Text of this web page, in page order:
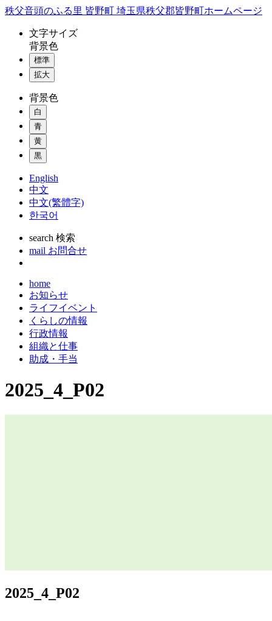
コ
秩父音頭のふる里 皆野町 埼玉県秩父郡皆野町ホームページ
文字サイズ
背景色
標準
拡大
背景色
白
青
黄
黒
English
中文
中文(繁體字)
한국어
search 検索
mail お問合せ
home
お知らせ
ライフイベント
くらしの情報
行政情報
組織と仕事
助成・手当
2025_4_P02
2025_4_P02